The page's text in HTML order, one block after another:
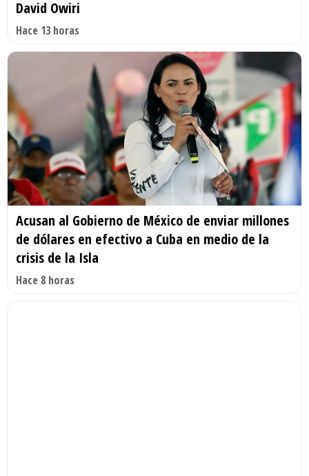
David Owiri
Hace 13 horas
Acusan al Gobierno de México de enviar millones
de dólares en efectivo a Cuba en medio de la
crisis de la Isla
Hace 8 horas